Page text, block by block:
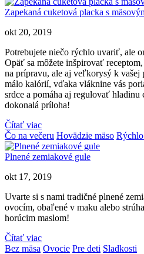
Zapekaná cuketová placka s
okt 20, 2019
Potrebujete niečo rýchlo uvariť, ale
Opäť sa môžete inšpirovať
na prípravu, ale aj veľkorysý k vašej
málo kalórií, vďaka vláknine vás
srdce a pomáha aj regulovať hladinu
dokonalá príloha!
Čítať viac
Čo na večeru Hovädzie mäso
Plnené zemiakové gule
okt 17, 2019
Uvarte si s nami tradičné plnené
ovocím, obaľené v maku alebo
horúcim maslom!
Čítať viac
Bez mäsa Ovocie Pre deti Sladkosti